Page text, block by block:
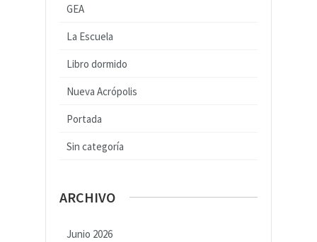
GEA
La Escuela
Libro dormido
Nueva Acrópolis
Portada
Sin categoría
ARCHIVO
Junio 2026